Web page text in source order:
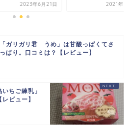
2023年6月21日 2021年5
「ガリガリ君 うめ」は甘酸っぱくてさ
っぱり。口コミは？【レビュー】
ちご練乳」
ビュー】